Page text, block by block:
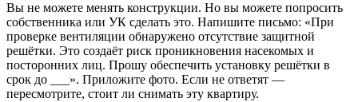
Вы не можете менять конструкции. Но вы можете попросить
собственника или УК сделать это. Напишите письмо: «При
проверке вентиляции обнаружено отсутствие защитной
решётки. Это создаёт риск проникновения насекомых и
посторонних лиц. Прошу обеспечить установку решётки в
срок до ___». Приложите фото. Если не ответят —
пересмотрите, стоит ли снимать эту квартиру.